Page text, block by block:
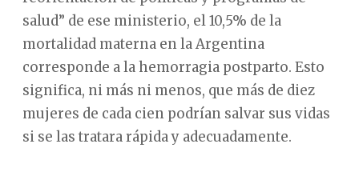
salud” de ese ministerio, el 10,5% de la
mortalidad materna en la Argentina
corresponde a la hemorragia postparto. Esto
significa, ni más ni menos, que más de diez
mujeres de cada cien podrían salvar sus vidas
si se las tratara rápida y adecuadamente.